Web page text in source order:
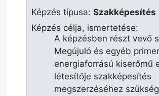
Képzés típusa: Szakképesítés
Képzés célja, ismertetése:
A képzésben részt vevő
Megújuló és egyéb primer
energiaforrású kiserőmű
létesítője szakképesítés
megszerzéséhez